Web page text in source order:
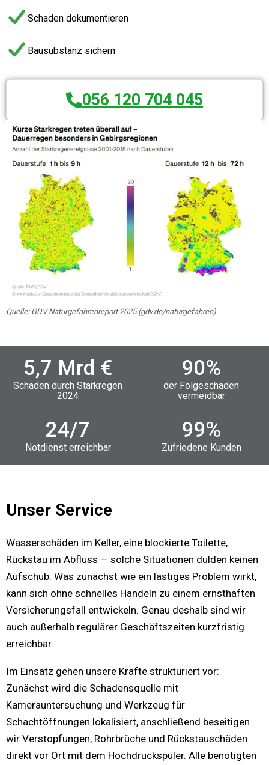
Quelle: GDV Naturgefahrenreport 2025 (gdv.de/naturgefahren)
Schaden dokumentieren
Bausubstanz sichern
056 120 704 045
5,7 Mrd €
Schaden durch Starkregen
2024
90%
der Folgeschäden
vermeidbar
24/7
Notdienst erreichbar
99%
Zufriedene Kunden
Unser Service
Wasserschäden im Keller, eine blockierte Toilette,
Rückstau im Abfluss — solche Situationen dulden keinen
Aufschub. Was zunächst wie ein lästiges Problem wirkt,
kann sich ohne schnelles Handeln zu einem ernsthaften
Versicherungsfall entwickeln. Genau deshalb sind wir
auch außerhalb regulärer Geschäftszeiten kurzfristig
erreichbar.
Im Einsatz gehen unsere Kräfte strukturiert vor:
Zunächst wird die Schadensquelle mit
Kamerauntersuchung und Werkzeug für
Schachtöffnungen lokalisiert, anschließend beseitigen
wir Verstopfungen, Rohrbrüche und Rückstauschäden
direkt vor Ort mit dem Hochdruckspüler. Alle benötigten